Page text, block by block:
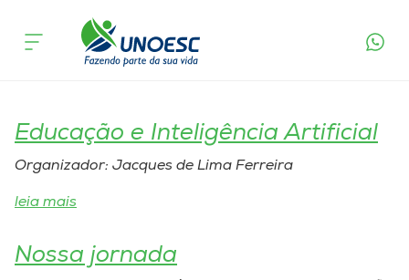
Cursos
Pesquisa
Atendimento ao Estudante
Portal de Ensino
Área de Conhecimento:
Ciências da Educação
Educação e Inteligência Artificial
Organizador: Jacques de Lima Ferreira
leia mais
Nossa jornada